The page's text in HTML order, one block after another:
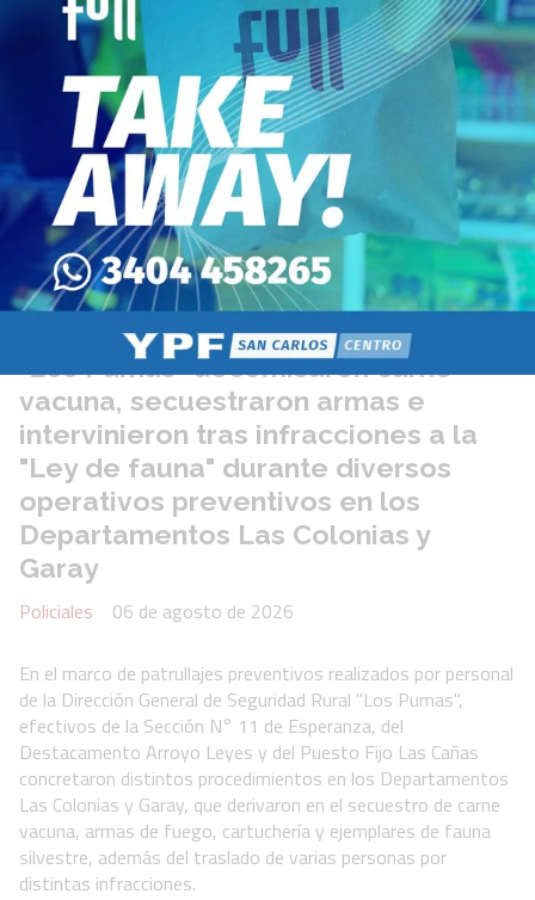
casa, lo que la convierte en una alternativa eficiente.
"Los Pumas" decomisaron carne
vacuna, secuestraron armas e
intervinieron tras infracciones a la
"Ley de fauna" durante diversos
operativos preventivos en los
Departamentos Las Colonias y
Garay
Policiales 06 de agosto de 2026
En el marco de patrullajes preventivos realizados por personal
de la Dirección General de Seguridad Rural "Los Pumas",
efectivos de la Sección N° 11 de Esperanza, del
Destacamento Arroyo Leyes y del Puesto Fijo Las Cañas
concretaron distintos procedimientos en los Departamentos
Las Colonias y Garay, que derivaron en el secuestro de carne
vacuna, armas de fuego, cartuchería y ejemplares de fauna
silvestre, además del traslado de varias personas por
distintas infracciones.